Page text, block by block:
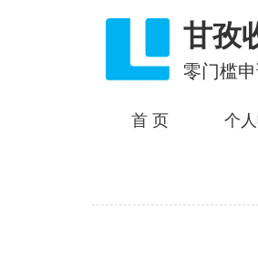
甘孜
零门槛
首 页 个